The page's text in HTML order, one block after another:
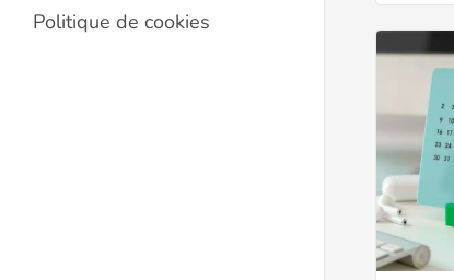
Politique de cookies